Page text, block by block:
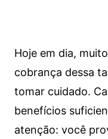
Hoje em dia,
cobrança dessa
tomar cuidado.
benefícios
atenção: você